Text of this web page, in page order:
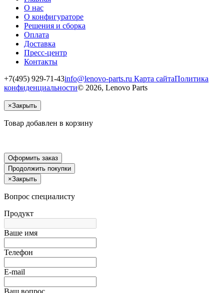
О нас
О конфигураторе
Решения и сборка
Оплата
Доставка
Пресс-центр
Контакты
+7(495) 929-71-43info@lenovo-parts.ru Карта сайтаПолитика
конфиденциальности© 2026, Lenovo Parts
×Закрыть
Товар добавлен в корзину
Оформить заказ
Продолжить покупки
×Закрыть
Вопрос специалисту
Продукт
Ваше имя
Телефон
E-mail